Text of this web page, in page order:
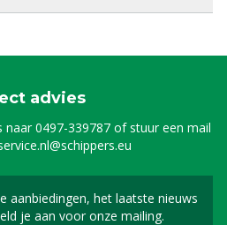
advies
naar0497-339787of stuur een mail
aanbiedingen, het laatste nieuws
je aan voor onze mailing.
Schrijf je in voor onze